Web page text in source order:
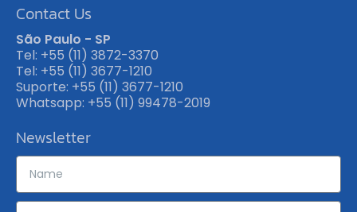
Contact Us
São Paulo - SP
Tel: +55 (11) 3872-3370
Tel: +55 (11) 3677-1210
Suporte: +55 (11) 3677-1210
Whatsapp: +55 (11) 99478-2019
Newsletter